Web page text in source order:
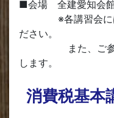
■会場 全建愛知会
※各講習会には
ださい。
また、ご参加は
します。
消費税基本